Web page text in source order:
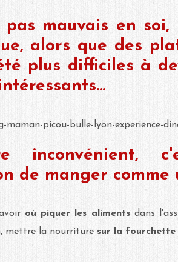
mauvais en soi,
alors que des
plus difficiles à
inconvénient,
de manger comme
où piquer les alimentsdans
mettre la nourriture sur la fourchette